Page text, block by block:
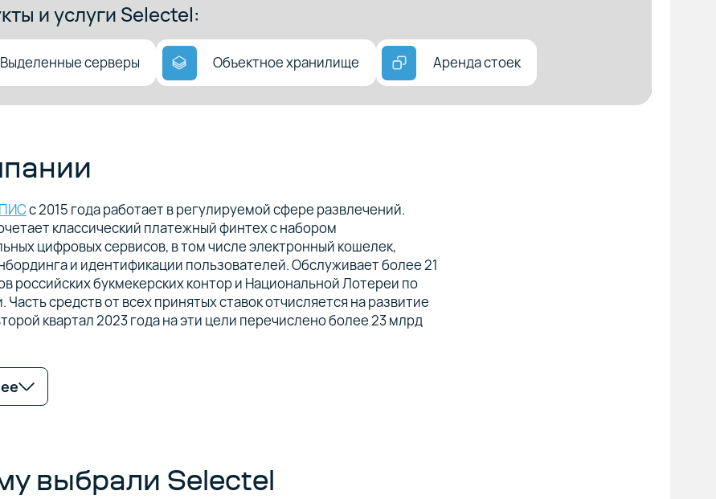
и услуги Selectel:
Выделенные серверы Объектное хранилище Аренда стоек
с 2015 года работает в регулируемой сфере развлечений.
классический платежный финтех с набором
цифровых сервисов, в том числе электронный кошелек,
и идентификации пользователей. Обслуживает более 21
российских букмекерских контор и Национальной Лотереи по
Часть средств от всех принятых ставок отчисляется на развитие
квартал 2023 года на эти цели перечислено более 23 млрд
выбрали Selectel